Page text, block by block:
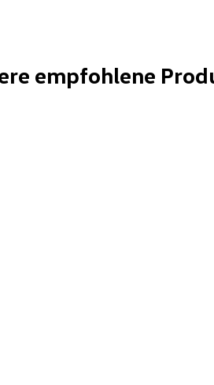
empfohlene